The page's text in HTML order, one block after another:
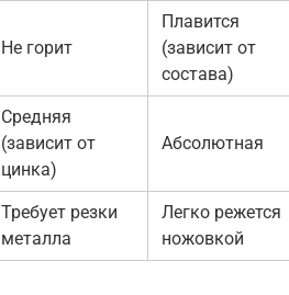
Не горит
Плавится
(зависит от
состава)
Средняя
(зависит от
цинка)
Абсолютная
Требует резки
металла
Легко режется
ножовкой